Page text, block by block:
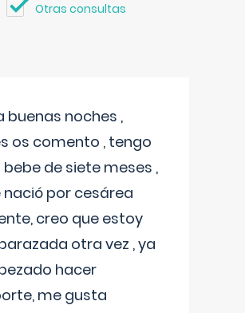
Otras consultas
buenas noches ,
os comento , tengo
bebe de siete meses ,
nació por cesárea
creo que estoy
otra vez , ya
hacer
me gusta